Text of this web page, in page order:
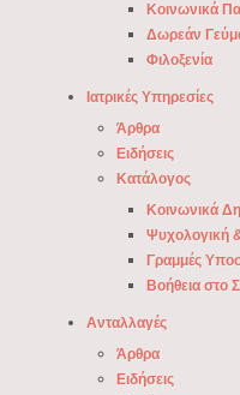
Κοινωνικά
Δωρεάν
Φιλοξενία
Ιατρικές Υπηρεσίες
Άρθρα
Ειδήσεις
Κατάλογος
Κοινωνικά
Ψυχολογική
Γραμμές
Βοήθεια στο
Ανταλλαγές
Άρθρα
Ειδήσεις